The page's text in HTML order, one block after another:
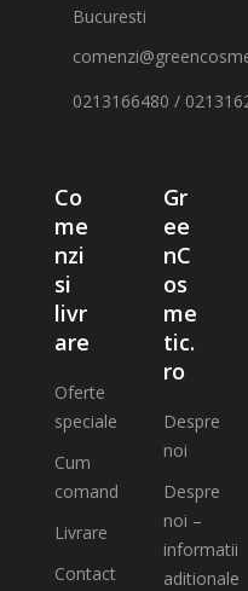
Bucuresti
0213166480 /
Co
me
nzi
si
livr
are
Oferte
speciale
Cum
comand
Livrare
Contact
Gr
ee
nC
os
me
tic.
ro
Despre
noi
Despre
noi –
informatii
aditionale